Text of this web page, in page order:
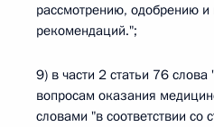
рассмотрению, одобрению и
рекомендаций.";
9) в части 2 статьи 76
вопросам оказания
словами "в соответствии со